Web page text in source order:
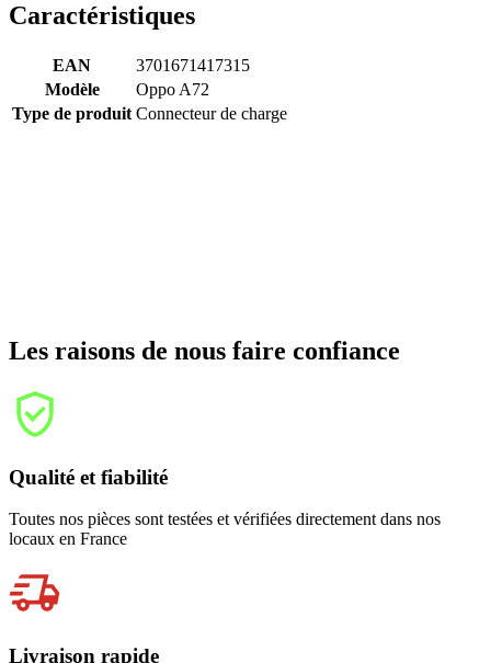
Caractéristiques
EAN
3701671417315
Modèle
Oppo A72
Type de produit Connecteur de charge
Les raisons de nous faire confiance
Qualité et fiabilité
Toutes nos pièces sont testées et vérifiées directement dans nos
locaux en France
Livraison rapide